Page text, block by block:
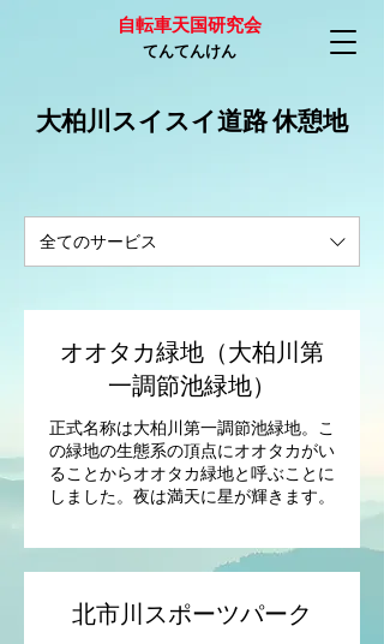
自転車天国研究会
てんてんけん
​大柏川スイスイ道路 休憩地
全てのサービス
オオタカ緑地（大柏川第
一調節池緑地）
正式名称は大柏川第一調節池緑地。こ
の緑地の生態系の頂点にオオタカがい
ることからオオタカ緑地と呼ぶことに
しました。夜は満天に星が輝きます。
北市川スポーツパーク